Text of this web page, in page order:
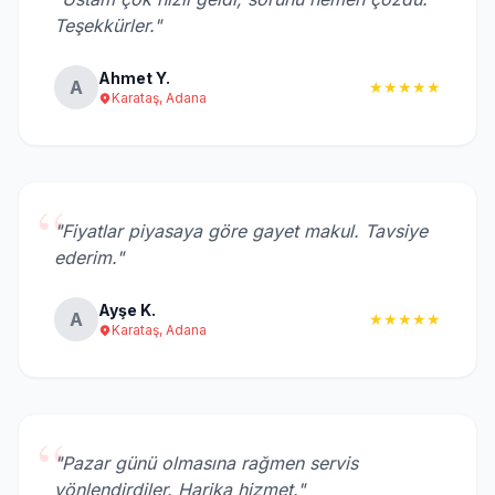
Teşekkürler."
A Ahmet Y.
Karataş, Adana
★★★★★
“"Fiyatlar piyasaya göre gayet makul. Tavsiye
ederim."
A Ayşe K.
Karataş, Adana
★★★★★
“"Pazar günü olmasına rağmen servis
yönlendirdiler. Harika hizmet."